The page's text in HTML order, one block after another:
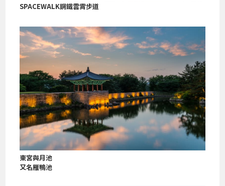
SPACEWALK鋼鐵雲霄步道
東宮與月池
又名雁鴨池